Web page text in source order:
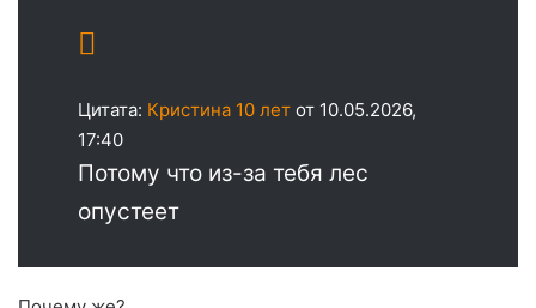
Цитата: Кристина 10 лет от 10.05.2026,
17:40
Потому что из-за тебя лес
опустеет